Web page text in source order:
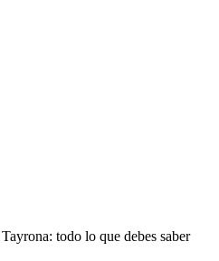
todo lo que debes saber